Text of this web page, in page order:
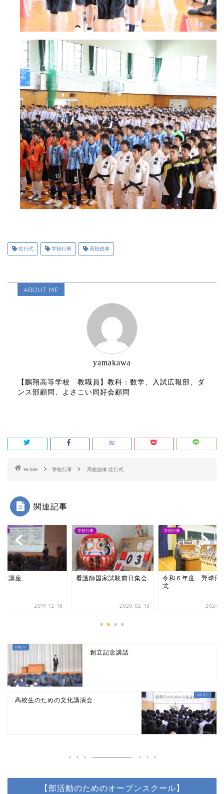
壮行式 学校行事 高校総体
ABOUT ME
yamakawa
【鵬翔高等学校 教職員】教科：数学、入試広報部、ダ
ンス部顧問、よさこい同好会顧問
HOME 学校行事 高校総体 壮行式
関連記事
ツ講座
2019-12-16
学校行事
看護師国家試験前日集会
2020-02-13
学校行事
令和６年度 野球部
式
2024-
創立記念講話
高校生のための文化講演会
【部活動のためのオープンスクール】